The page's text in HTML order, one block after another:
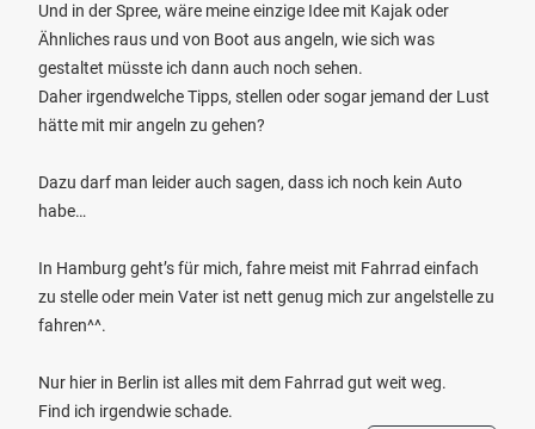
Und in der Spree, wäre meine einzige Idee mit Kajak oder
Ähnliches raus und von Boot aus angeln, wie sich was
gestaltet müsste ich dann auch noch sehen.
Daher irgendwelche Tipps, stellen oder sogar jemand der Lust
hätte mit mir angeln zu gehen?
Dazu darf man leider auch sagen, dass ich noch kein Auto
habe…
In Hamburg geht’s für mich, fahre meist mit Fahrrad einfach
zu stelle oder mein Vater ist nett genug mich zur angelstelle zu
fahren^^.
Nur hier in Berlin ist alles mit dem Fahrrad gut weit weg.
Find ich irgendwie schade.